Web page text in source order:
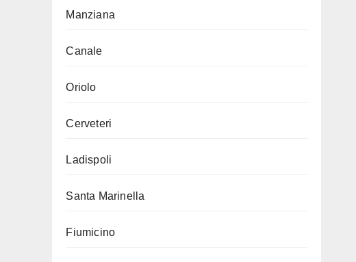
Manziana
Canale
Oriolo
Cerveteri
Ladispoli
Santa Marinella
Fiumicino